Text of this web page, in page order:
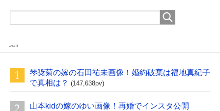
人気記事
琴奨菊の嫁の石田祐未画像！婚約破棄は福地真紀子
で真相は？ (147,638pv)
山本kidの嫁のゆい画像！再婚でインスタ公開